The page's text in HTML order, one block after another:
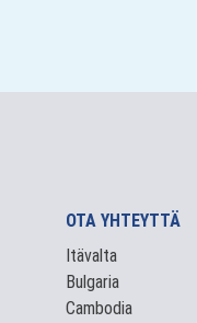
OTA YHTEYTTÄ
Itävalta
Bulgaria
Cambodia